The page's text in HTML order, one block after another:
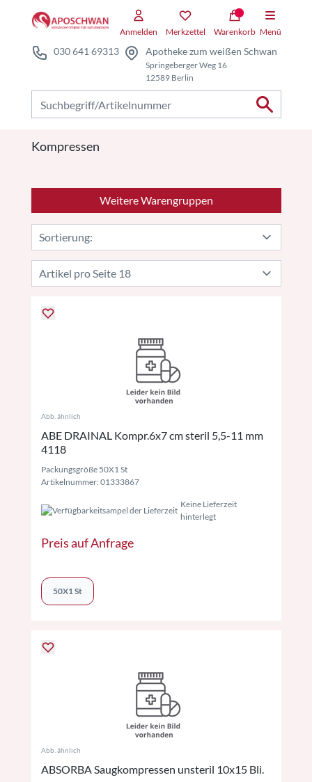
Anmelden Merkzettel Warenkorb Menü
030 641 69313 Apotheke zum weißen Schwan
Springeberger Weg 16
12589 Berlin
Kompressen
Weitere Warengruppen
Abb. ähnlich
ABE DRAINAL Kompr.6x7 cm steril 5,5-11 mm
4118
Packungsgröße 50X1 St
Artikelnummer: 01333867
Keine Lieferzeit
hinterlegt
Preis auf Anfrage
50X1 St
Abb. ähnlich
ABSORBA Saugkompressen unsteril 10x15 Bli.